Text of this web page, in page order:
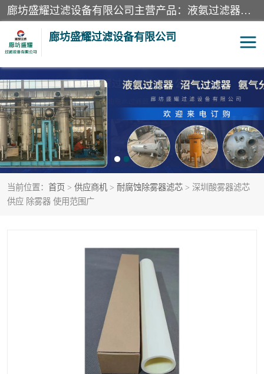
廊坊盛耀过滤设备有限公司主营产品：液氨过滤器、沼气过滤器、氨气分离器、二氧化碳过滤器、过滤器、液氨氨气过滤器、天然气过滤器、管道过滤器、*过滤器、液氨除油除水过滤器、氨气除油除水过滤器、焦炉煤气除焦油过滤器等。
廊坊盛耀过滤设备有限公司
当前位置： 首页 > 供应商机 > 耐腐蚀除雾器滤芯 > 深圳酸雾器滤芯
供应 除雾器 使用范围广
二氧化碳过滤器 过滤器
液氨氨气过滤器 沼气过滤器
天然气过滤器 管道过滤器
甲醇过滤器 液氨除油除水过滤器
硝酸尾气分离器 酸雾聚结分离器
替代进口过滤器
耐腐蚀除雾器滤芯